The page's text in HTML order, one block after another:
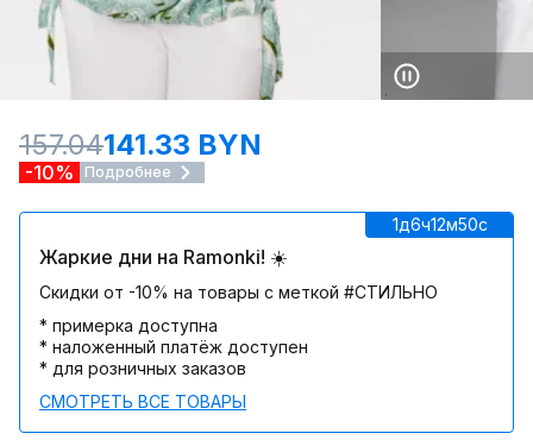
157.04141.33 BYN
-10% Подробнее
1д6ч12м50c
Жаркие дни на Ramonki! ☀️
Скидки от -10% на товары с меткой #СТИЛЬНО
* примерка доступна
* наложенный платёж доступен
* для розничных заказов
СМОТРЕТЬ ВСЕ ТОВАРЫ